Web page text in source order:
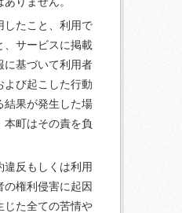
したこと、利用で
、サービスに掲載
に基づいて利用者
よび起こした行動
結果が発生した場
本町はその責を負
違反もしくは利用
の権利侵害に起因
じた全ての苦情や